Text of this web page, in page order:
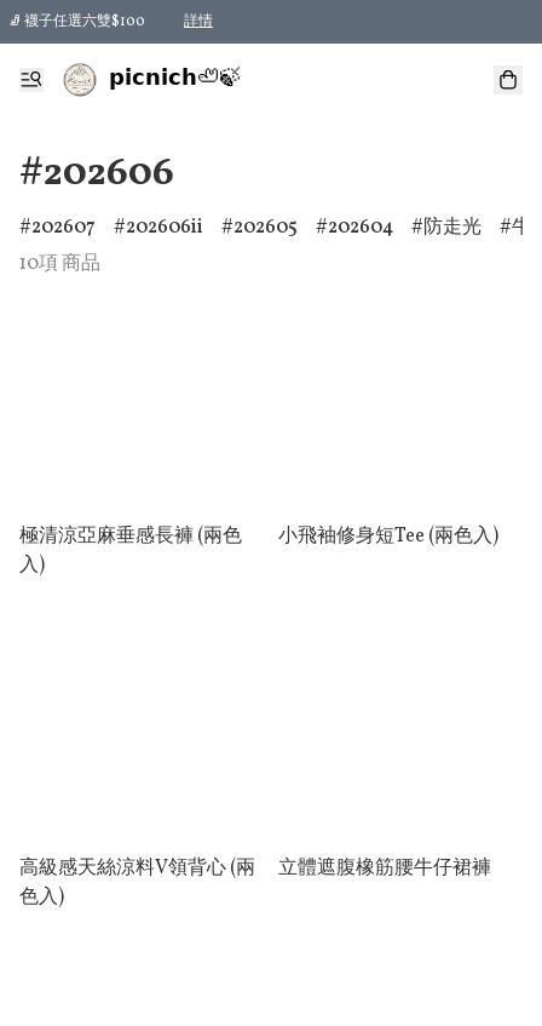
🧦 襪子任選六雙$100 詳情
𝗽𝗶𝗰𝗻𝗶𝗰𝗵🦥🍃
#202606
202607 202606ii 202605 202604 防走光
牛
10項 商品
極清涼亞麻垂感長褲 (兩色
入)
小飛袖修身短Tee (兩色入)
高級感天絲涼料V領背心 (兩
色入)
立體遮腹橡筋腰牛仔裙褲